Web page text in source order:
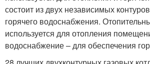
состоит из двух независимых
горячего водоснабжения.
используется для отопления
водоснабжение – для обеспечения